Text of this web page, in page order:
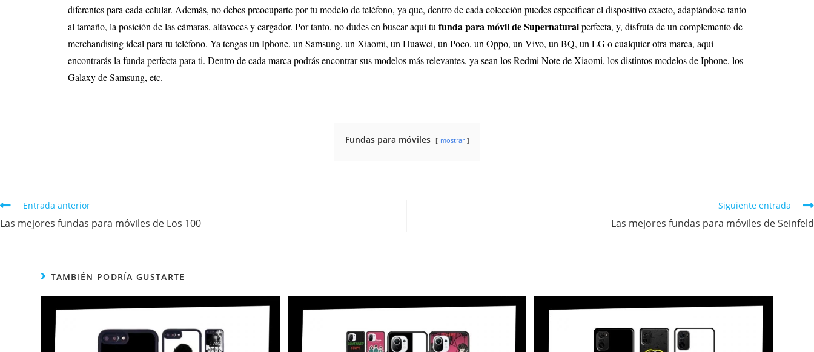
diferentes para cada celular. Además, no debes preocuparte por tu modelo de teléfono, ya que, dentro de cada colección puedes especificar el dispositivo exacto, adaptándose tanto
al tamaño, la posición de las cámaras, altavoces y cargador. Por tanto, no dudes en buscar aquí tufunda para móvil de Supernaturalperfecta, y, disfruta de un complemento de
merchandising ideal para tu teléfono. Ya tengas un Iphone, un Samsung, un Xiaomi, un Huawei, un Poco, un Oppo, un Vivo, un BQ, un LG o cualquier otra marca, aquí
encontrarás la funda perfecta para ti. Dentro de cada marca podrás encontrar sus modelos más relevantes, ya sean los Redmi Note de Xiaomi, los distintos modelos de Iphone, los
Galaxy de Samsung, etc.
Fundas para móviles mostrar
Entrada anterior
Las mejores fundas para móviles de Los 100
Siguiente entrada
Las mejores fundas para móviles de Seinfeld
TAMBIÉN PODRÍA GUSTARTE